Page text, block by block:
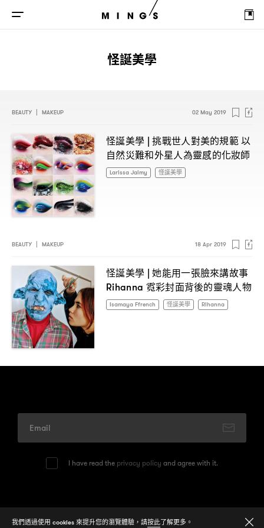
怪誕美學
BEAUTY MAKEUP 02 May 2019
怪誕美學 |挑戰世人對美的規範以
自然災難和外星人為靈感的化妝師
Larissa Jaimy 怪誕美學
BEAUTY MAKEUP 18 Apr 2019
怪誕美學 |她能用一張臉來講故事
Rihanna 霓彩封面背後的靈魂人物
Isamaya Ffrench 怪誕美學 Rihanna
I have read the privacy policy and agree with it.
我們透過使用 cookies 來提升您的瀏覽體驗，請按此了解更多。